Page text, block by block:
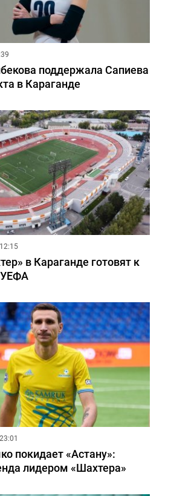
поддержала Сапиева
в Караганде
в Караганде готовят к
УЕФА
покидает «Астану»:
лидером «Шахтера»